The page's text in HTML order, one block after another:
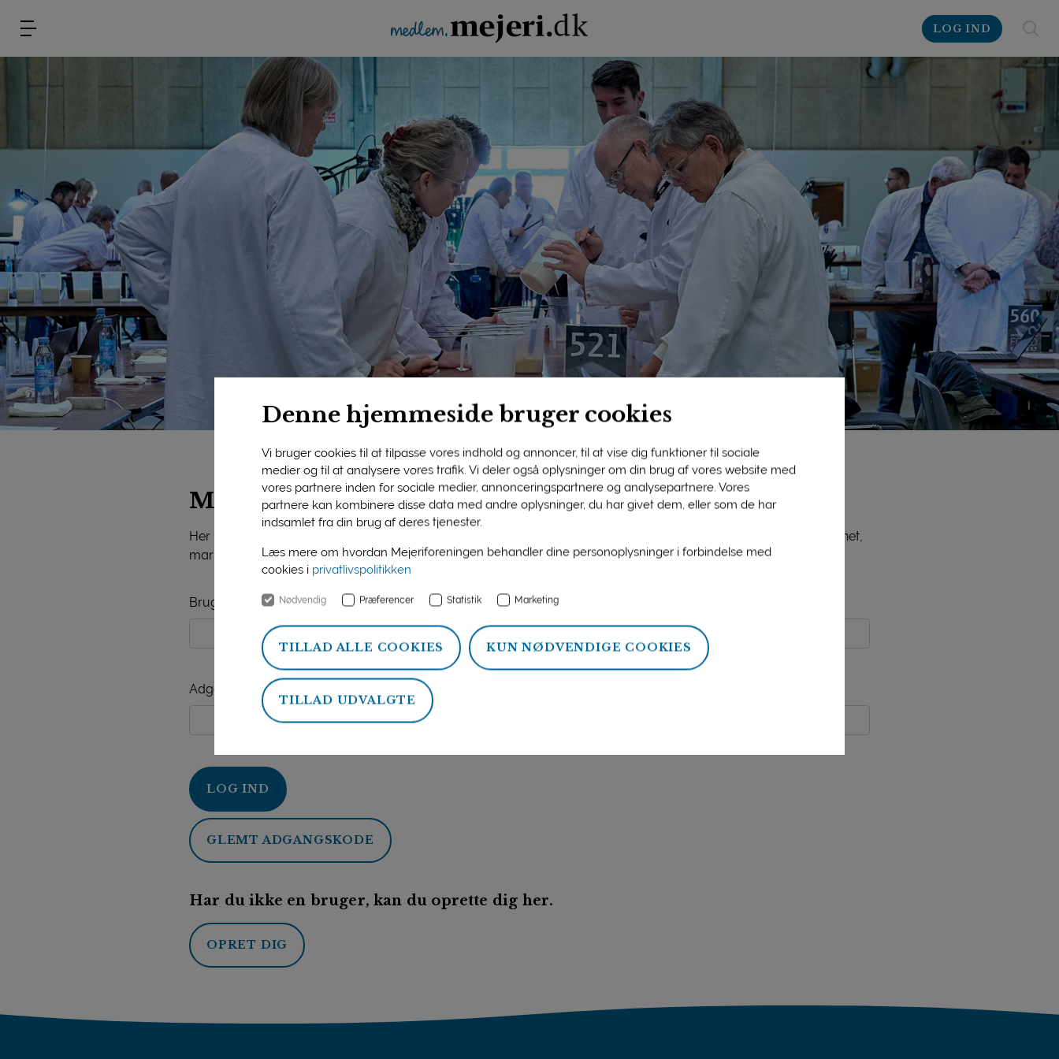
Denne hjemmeside bruger cookies
Vi bruger cookies til at tilpasse vores indhold og annoncer, til at vise dig funktioner til sociale
medier og til at analysere vores trafik. Vi deler også oplysninger om din brug af vores website med
vores partnere inden for sociale medier, annonceringspartnere og analysepartnere. Vores
partnere kan kombinere disse data med andre oplysninger, du har givet dem, eller som de har
indsamlet fra din brug af deres tjenester.
Læs mere om hvordan Mejeriforeningen behandler dine personoplysninger i forbindelse med
cookies i privatlivspolitikken
Nødvendig Præferencer Statistik Marketing
TILLAD ALLE COOKIES KUN NØDVENDIGE COOKIES
TILLAD UDVALGTE
LOG IND
Mejeriforeningens medlemsside
Her på siden finder du viden og information om ydelser, som Mejeriforeningen tilbyder sine medlemmer, bl.a. PLInet,
markedsorientering, mejeristatistik, politik og arrangementer.
Brugernavn
Adgangskode
LOG IND
GLEMT ADGANGSKODE
Har du ikke en bruger, kan du oprette dig her.
OPRET DIG